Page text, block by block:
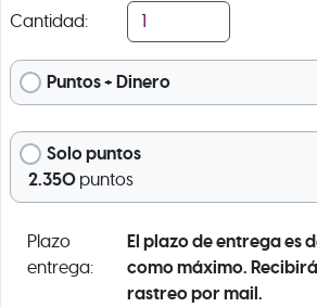
Cantidad:
Puntos + Dinero
Solo puntos
2.350 puntos
Plazo
entrega:
El plazo de entrega es
como máximo.
rastreo por mail.